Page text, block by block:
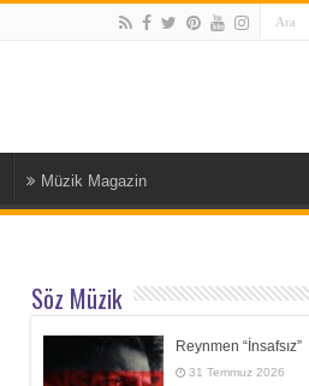
Müzik Magazin
Söz Müzik
Reynmen “İnsafsız”
31 Temmuz 2026